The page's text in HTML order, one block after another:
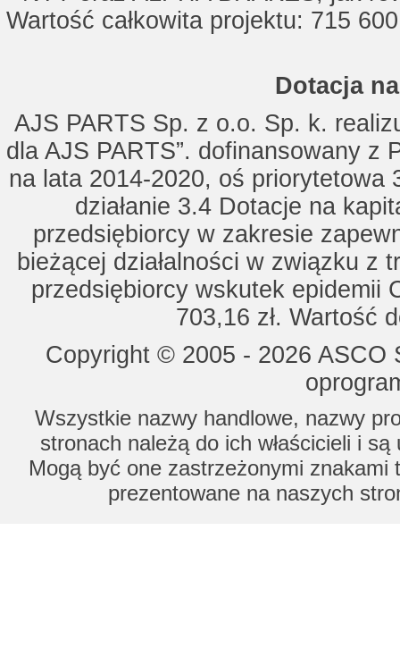
Wartość całkowita projektu: 715
Dotacja
AJS PARTS Sp. z o.o. Sp. k.
dla AJS PARTS”. dofinansowany z
na lata 2014-2020, oś priorytetowa
działanie 3.4 Dotacje na
przedsiębiorcy w zakresie
bieżącej działalności w związku z
przedsiębiorcy wskutek epidemii
703,16 zł. Wartość
Copyright © 2005 - 2026
Wszystkie nazwy handlowe, nazwy
stronach należą do ich właścicieli i
Mogą być one zastrzeżonymi znakami
prezentowane na naszych